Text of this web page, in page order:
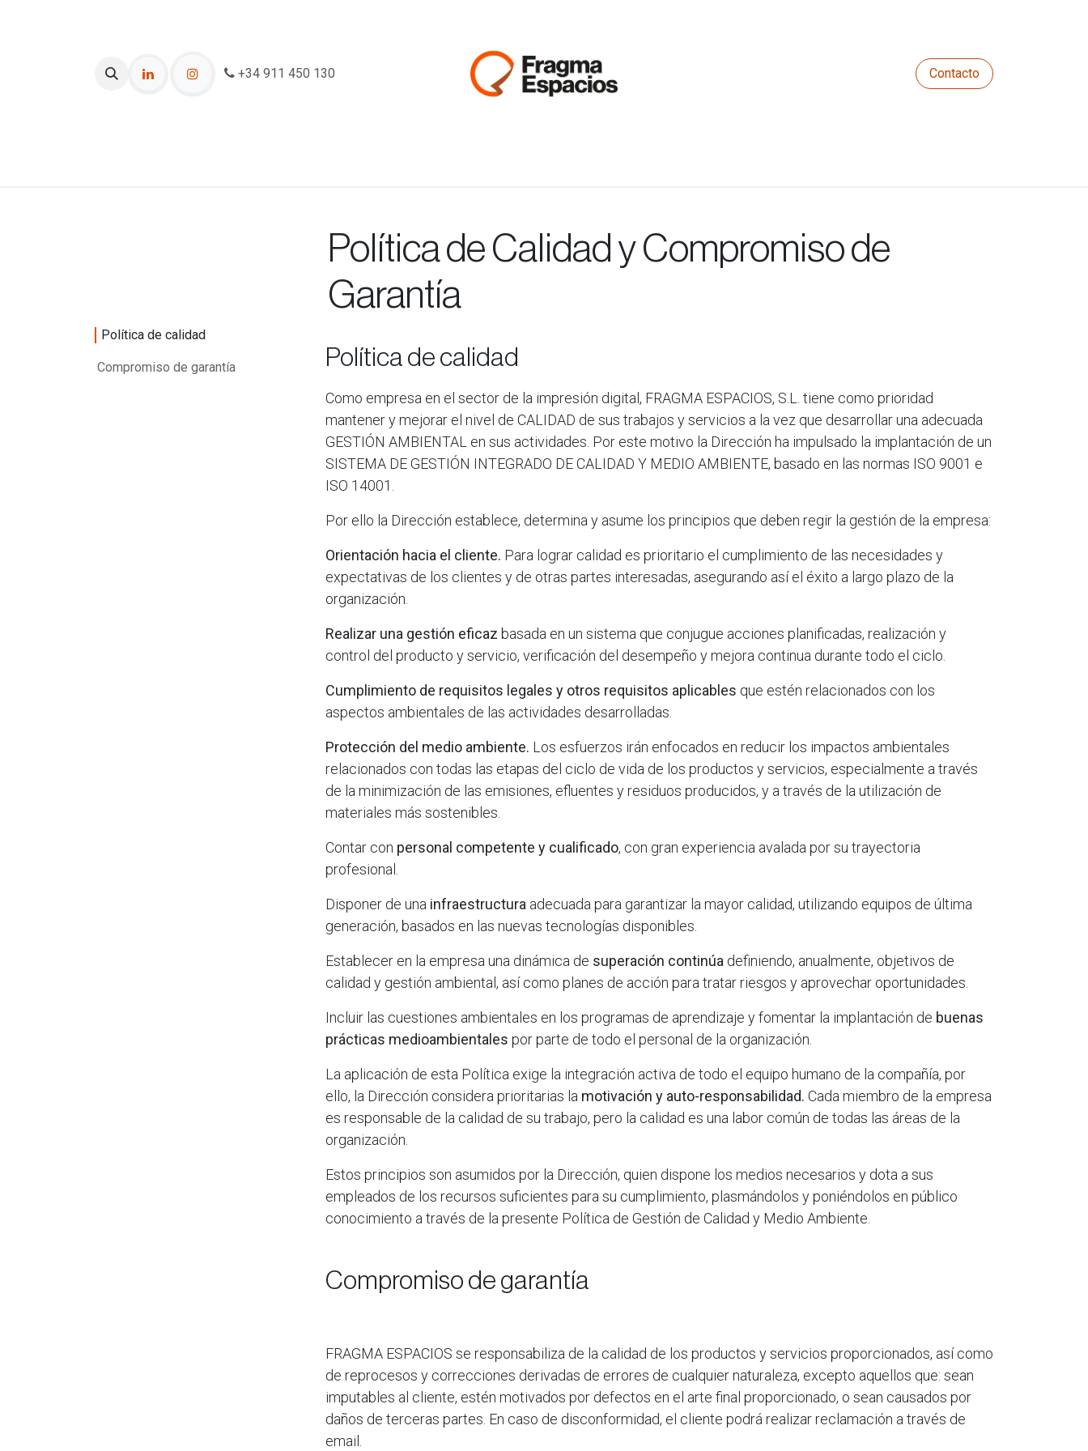
+34 911 450 130 Contacto
Política de Calidad y Compromiso de
Garantía
Política de calidad
Compromiso de garantía Política de calidad
Como empresa en el sector de la impresión digital, FRAGMA ESPACIOS, S.L. tiene como prioridad
mantener y mejorar el nivel de CALIDAD de sus trabajos y servicios a la vez que desarrollar una adecuada
GESTIÓN AMBIENTAL en sus actividades. Por este motivo la Dirección ha impulsado la implantación de un
SISTEMA DE GESTIÓN INTEGRADO DE CALIDAD Y MEDIO AMBIENTE, basado en las normas ISO 9001 e
ISO 14001.
Por ello la Dirección establece, determina y asume los principios que deben regir la gestión de la empresa:
Orientación hacia el cliente. Para lograr calidad es prioritario el cumplimiento de las necesidades y
expectativas de los clientes y de otras partes interesadas, asegurando así el éxito a largo plazo de la
organización.
Realizar una gestión eficaz basada en un sistema que conjugue acciones planificadas, realización y
control del producto y servicio, verificación del desempeño y mejora continua durante todo el ciclo.
Cumplimiento de requisitos legales y otros requisitos aplicables que estén relacionados con los
aspectos ambientales de las actividades desarrolladas.
Protección del medio ambiente. Los esfuerzos irán enfocados en reducir los impactos ambientales
relacionados con todas las etapas del ciclo de vida de los productos y servicios, especialmente a través
de la minimización de las emisiones, efluentes y residuos producidos, y a través de la utilización de
materiales más sostenibles.
Contar con personal competente y cualificado, con gran experiencia avalada por su trayectoria
profesional.
Disponer de una infraestructura adecuada para garantizar la mayor calidad, utilizando equipos de última
generación, basados en las nuevas tecnologías disponibles.
Establecer en la empresa una dinámica de superación continúa definiendo, anualmente, objetivos de
calidad y gestión ambiental, así como planes de acción para tratar riesgos y aprovechar oportunidades.
Incluir las cuestiones ambientales en los programas de aprendizaje y fomentar la implantación de buenas
prácticas medioambientales por parte de todo el personal de la organización.
La aplicación de esta Política exige la integración activa de todo el equipo humano de la compañía, por
ello, la Dirección considera prioritarias la motivación y auto-responsabilidad. Cada miembro de la empresa
es responsable de la calidad de su trabajo, pero la calidad es una labor común de todas las áreas de la
organización.
Estos principios son asumidos por la Dirección, quien dispone los medios necesarios y dota a sus
empleados de los recursos suficientes para su cumplimiento, plasmándolos y poniéndolos en público
conocimiento a través de la presente Política de Gestión de Calidad y Medio Ambiente.
Compromiso de garantía
FRAGMA ESPACIOS se responsabiliza de la calidad de los productos y servicios proporcionados, así como
de reprocesos y correcciones derivadas de errores de cualquier naturaleza, excepto aquellos que: sean
imputables al cliente, estén motivados por defectos en el arte final proporcionado, o sean causados por
daños de terceras partes. En caso de disconformidad, el cliente podrá realizar reclamación a través de
email.